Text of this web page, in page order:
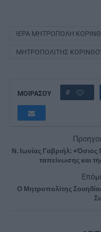
ΙΕΡΆ ΜΗΤΡΌΠΟΛΗ
ΜΗΤΡΟΠΟΛΊΤΗΣ
ΜΟΙΡΑΣΟΥ 0
Ν. Ιωνίας Γαβριήλ:
ταπείνωσης και
Ο Μητροπολίτης